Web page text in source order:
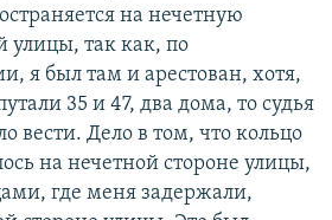
на нечетную
улицы, так как, по
я был там и арестован, хотя,
35 и 47, два дома, то судья
вести. Дело в том, что кольцо
на нечетной стороне улицы,
где меня задержали,